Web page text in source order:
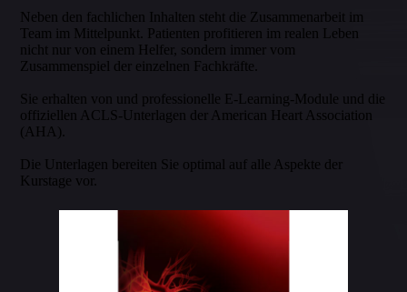
Neben den fachlichen Inhalten steht die Zusammenarbeit im
Team im Mittelpunkt. Patienten pro­fi­tie­ren im realen Leben
nicht nur von einem Helfer, sondern immer vom
Zusammenspiel der einzelnen Fachkräfte.
Sie erhalten von und professionelle E-Learning-Module und die
offiziellen ACLS-Unterlagen der American Heart Association
(AHA).
Die Unterlagen bereiten Sie optimal auf alle Aspekte der
Kurstage vor.